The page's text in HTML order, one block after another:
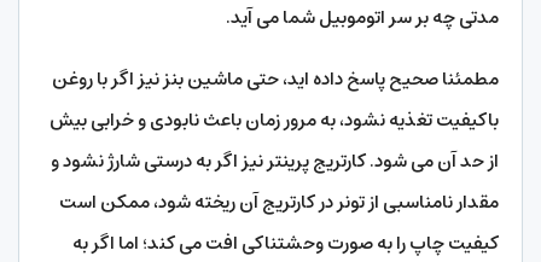
مدتی چه بر سر اتوموبیل شما می آید.
مطمئنا صحیح پاسخ داده اید، حتی ماشین بنز نیز اگر با روغن
باکیفیت تغذیه نشود، به مرور زمان باعث نابودی و خرابی بیش
از حد آن می شود. کارتریج پرینتر نیز اگر به درستی شارژ نشود و
مقدار نامناسبی از تونر در کارتریج آن ریخته شود، ممکن است
کیفیت چاپ را به صورت وحشتناکی افت می کند؛ اما اگر به